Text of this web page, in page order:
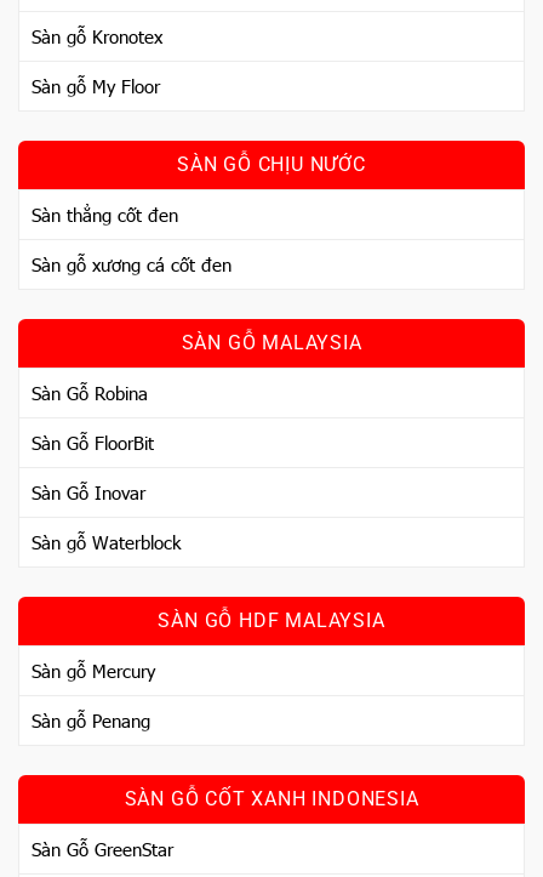
Sàn gỗ Kronotex
Sàn gỗ My Floor
SÀN GỖ CHỊU NƯỚC
Sàn thẳng cốt đen
Sàn gỗ xương cá cốt đen
SÀN GỖ MALAYSIA
Sàn Gỗ Robina
Sàn Gỗ FloorBit
Sàn Gỗ Inovar
Sàn gỗ Waterblock
SÀN GỖ HDF MALAYSIA
Sàn gỗ Mercury
Sàn gỗ Penang
SÀN GỖ CỐT XANH INDONESIA
Sàn Gỗ GreenStar